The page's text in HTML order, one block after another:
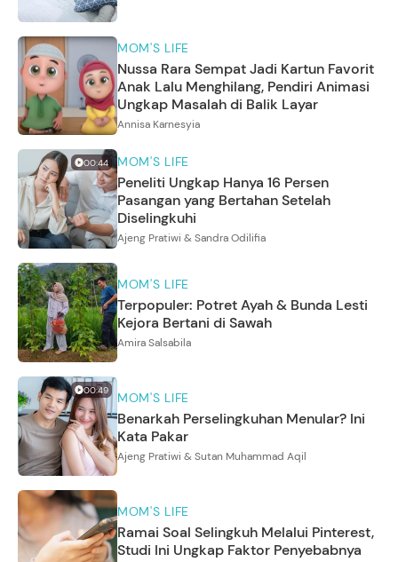
MOM'S LIFE
Nussa Rara Sempat Jadi Kartun Favorit
Anak Lalu Menghilang, Pendiri Animasi
Ungkap Masalah di Balik Layar
Annisa Karnesyia
00:44 MOM'S LIFE
Peneliti Ungkap Hanya 16 Persen
Pasangan yang Bertahan Setelah
Diselingkuhi
Ajeng Pratiwi & Sandra Odilifia
MOM'S LIFE
Terpopuler: Potret Ayah & Bunda Lesti
Kejora Bertani di Sawah
Amira Salsabila
00:49 MOM'S LIFE
Benarkah Perselingkuhan Menular? Ini
Kata Pakar
Ajeng Pratiwi & Sutan Muhammad Aqil
MOM'S LIFE
Ramai Soal Selingkuh Melalui Pinterest,
Studi Ini Ungkap Faktor Penyebabnya